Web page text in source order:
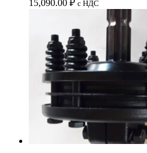
15,090.00 ₽ с НДС